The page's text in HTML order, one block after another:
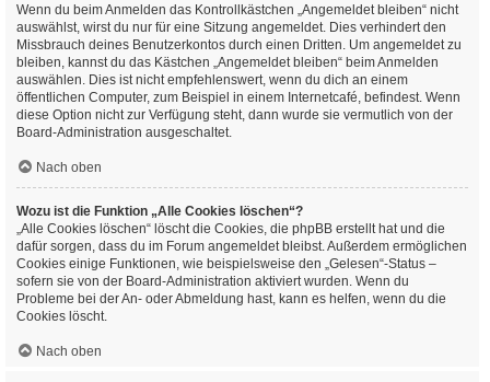
Wenn du beim Anmelden das Kontrollkästchen „Angemeldet bleiben“ nicht
auswählst, wirst du nur für eine Sitzung angemeldet. Dies verhindert den
Missbrauch deines Benutzerkontos durch einen Dritten. Um angemeldet zu
bleiben, kannst du das Kästchen „Angemeldet bleiben“ beim Anmelden
auswählen. Dies ist nicht empfehlenswert, wenn du dich an einem
öffentlichen Computer, zum Beispiel in einem Internetcafé, befindest. Wenn
diese Option nicht zur Verfügung steht, dann wurde sie vermutlich von der
Board-Administration ausgeschaltet.
Nach oben
Wozu ist die Funktion „Alle Cookies löschen“?
„Alle Cookies löschen“ löscht die Cookies, die phpBB erstellt hat und die
dafür sorgen, dass du im Forum angemeldet bleibst. Außerdem ermöglichen
Cookies einige Funktionen, wie beispielsweise den „Gelesen“-Status –
sofern sie von der Board-Administration aktiviert wurden. Wenn du
Probleme bei der An- oder Abmeldung hast, kann es helfen, wenn du die
Cookies löscht.
Nach oben